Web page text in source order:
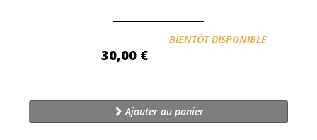
30,00 €
Disponibilité:
BIENTÔT DISPONIBLE
Ajouter au panier